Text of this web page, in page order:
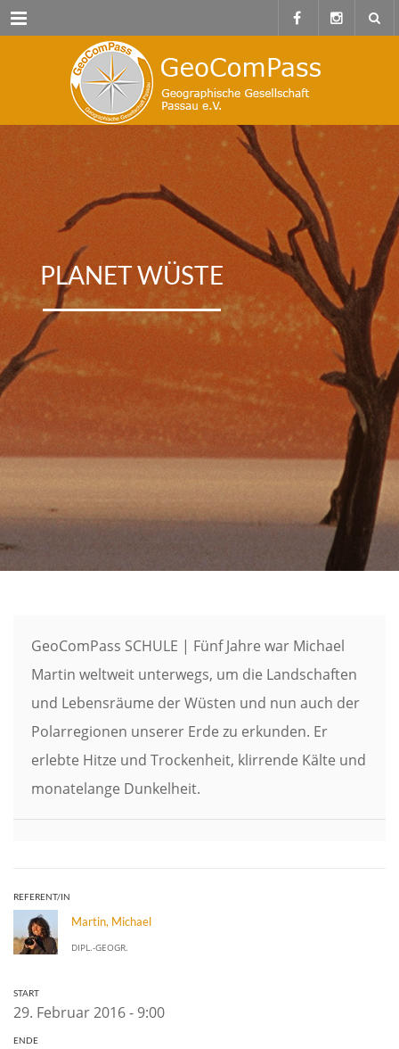
Menu
PLANET WÜSTE
GeoComPass SCHULE | Fünf Jahre war Michael
Martin weltweit unterwegs, um die Landschaften
und Lebensräume der Wüsten und nun auch der
Polarregionen unserer Erde zu erkunden. Er
erlebte Hitze und Trockenheit, klirrende Kälte und
monatelange Dunkelheit.
REFERENT/IN
Martin, Michael
DIPL.-GEOGR.
START
29. Februar 2016 - 9:00
ENDE